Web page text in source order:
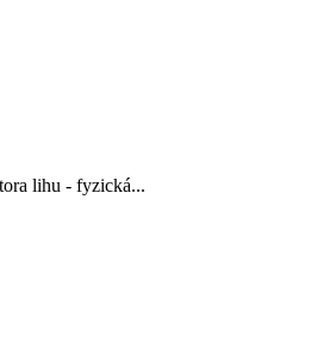
lihu - fyzická...